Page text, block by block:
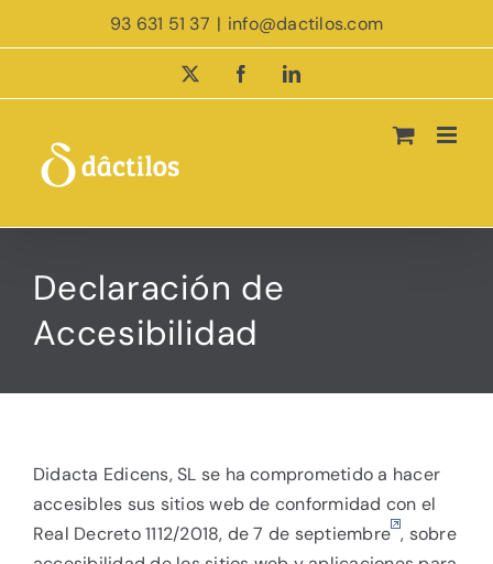
al
93 631 51 37 | info@dactilos.com
X FacebookLinkedIn
Declaración de
Accesibilidad
Didacta Edicens, SL se ha comprometido a hacer
accesibles sus sitios web de conformidad con el
Real Decreto 1112/2018, de 7 de septiembre , sobre